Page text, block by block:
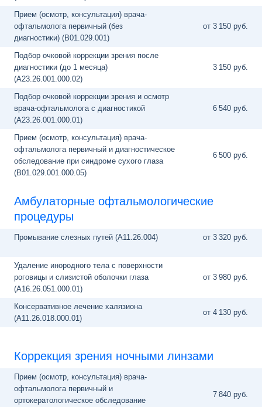
Прием (осмотр, консультация) врача-
офтальмолога первичный (без
диагностики) (B01.029.001)
от 3 150 руб.
Подбор очковой коррекции зрения после
диагностики (до 1 месяца)
(A23.26.001.000.02)
3 150 руб.
Подбор очковой коррекции зрения и осмотр
врача-офтальмолога с диагностикой
(A23.26.001.000.01)
6 540 руб.
Прием (осмотр, консультация) врача-
офтальмолога первичный и диагностическое
обследование при синдроме сухого глаза
(B01.029.001.000.05)
6 500 руб.
Амбулаторные офтальмологические
процедуры
Промывание слезных путей (A11.26.004) от 3 320 руб.
Удаление инородного тела с поверхности
роговицы и слизистой оболочки глаза
(A16.26.051.000.01)
от 3 980 руб.
Консервативное лечение халязиона
(A11.26.018.000.01)
от 4 130 руб.
Коррекция зрения ночными линзами
Прием (осмотр, консультация) врача-
офтальмолога первичный и
ортокератологическое обследование
7 840 руб.